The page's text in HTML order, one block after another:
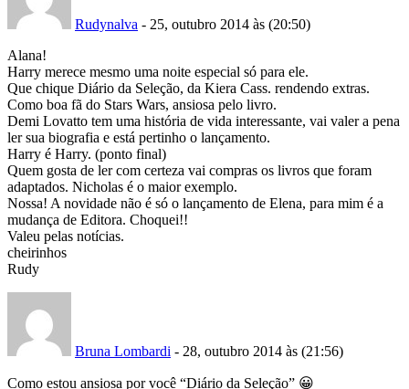
Rudynalva - 25, outubro 2014 às (20:50)
Alana!
Harry merece mesmo uma noite especial só para ele.
Que chique Diário da Seleção, da Kiera Cass. rendendo extras.
Como boa fã do Stars Wars, ansiosa pelo livro.
Demi Lovatto tem uma história de vida interessante, vai valer a pena
ler sua biografia e está pertinho o lançamento.
Harry é Harry. (ponto final)
Quem gosta de ler com certeza vai compras os livros que foram
adaptados. Nicholas é o maior exemplo.
Nossa! A novidade não é só o lançamento de Elena, para mim é a
mudança de Editora. Choquei!!
Valeu pelas notícias.
cheirinhos
Rudy
Bruna Lombardi - 28, outubro 2014 às (21:56)
Como estou ansiosa por você “Diário da Seleção” 😀